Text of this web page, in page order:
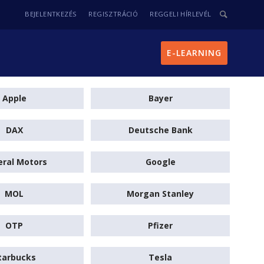
BEJELENTKEZÉS REGISZTRÁCIÓ REGGELI HÍRLEVÉL
E-LEARNING
Apple Bayer
DAX Deutsche Bank
Motors Google
MOL Morgan Stanley
OTP Pfizer
Tesla